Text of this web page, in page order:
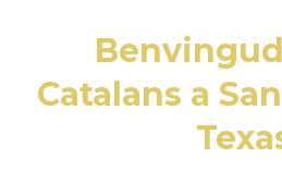
Catalans a